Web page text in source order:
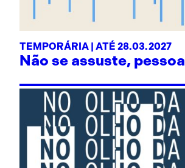
TEMPORÁRIA | ATÉ 28.03.2027
Não se assuste, pessoa